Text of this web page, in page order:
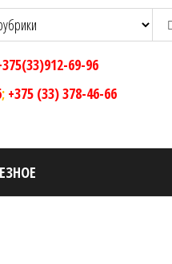
69-96
; +375 (33) 378-46-66